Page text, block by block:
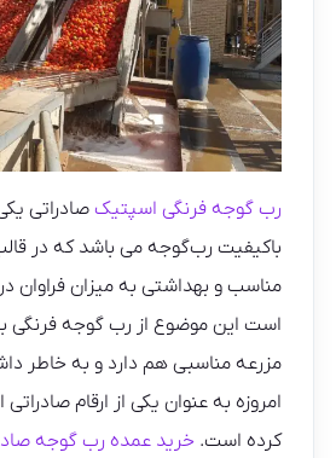
رب گوجه فرنگی اسپتیک صادراتی
باکیفیت رب‌گوجه می باشد که در
مناسب و بهداشتی به میزان فراوان
است این موضوع از رب گوجه فرنگی
مزرعه مناسبی هم دارد و به خاطر
امروزه به عنوان یکی از ارقام
کرده است.خرید عمده رب گوجه